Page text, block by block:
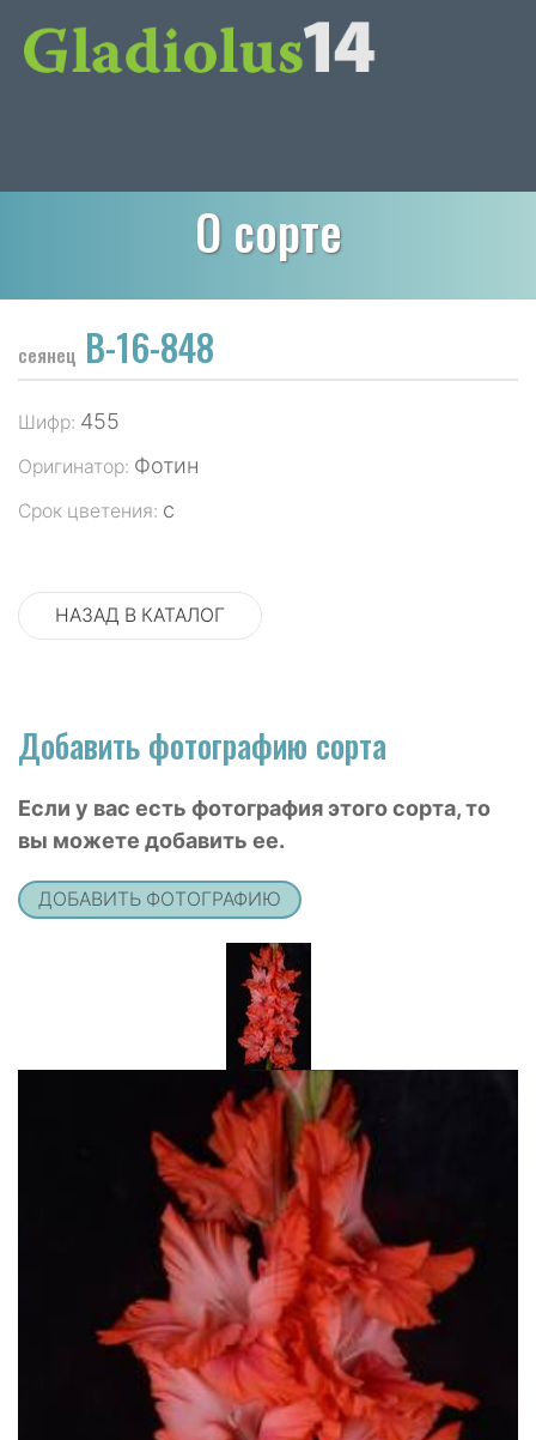
О сорте
сеянец В-16-848
Шифр: 455
Оригинатор: Фотин
Срок цветения: с
НАЗАД В КАТАЛОГ
Добавить фотографию сорта
Если у вас есть фотография этого сорта, то
вы можете добавить ее.
ДОБАВИТЬ ФОТОГРАФИЮ